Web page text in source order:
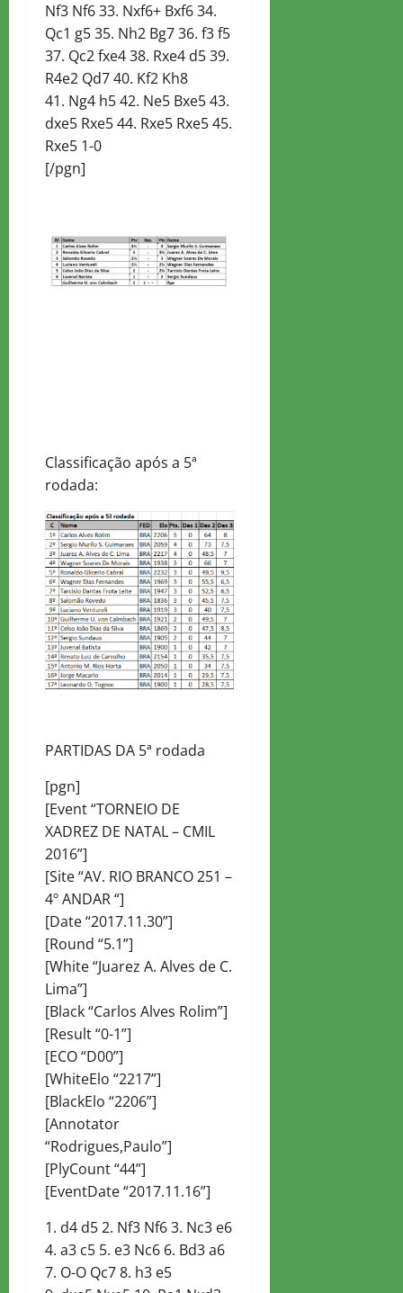
Nf3 Nf6 33. Nxf6+ Bxf6 34.
Qc1 g5 35. Nh2 Bg7 36. f3 f5
37. Qc2 fxe4 38. Rxe4 d5 39.
R4e2 Qd7 40. Kf2 Kh8
41. Ng4 h5 42. Ne5 Bxe5 43.
dxe5 Rxe5 44. Rxe5 Rxe5 45.
Rxe5 1-0
[/pgn]
Classificação após a 5ª
rodada:
PARTIDAS DA 5ª rodada
[pgn]
[Event “TORNEIO DE
XADREZ DE NATAL – CMIL
2016”]
[Site “AV. RIO BRANCO 251 –
4º ANDAR “]
[Date “2017.11.30”]
[Round “5.1”]
[White “Juarez A. Alves de C.
Lima”]
[Black “Carlos Alves Rolim”]
[Result “0-1”]
[ECO “D00”]
[WhiteElo “2217”]
[BlackElo “2206”]
[Annotator
“Rodrigues,Paulo”]
[PlyCount “44”]
[EventDate “2017.11.16”]
1. d4 d5 2. Nf3 Nf6 3. Nc3 e6
4. a3 c5 5. e3 Nc6 6. Bd3 a6
7. O-O Qc7 8. h3 e5